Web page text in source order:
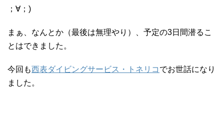
；∀；)
まぁ、なんとか（最後は無理やり）、予定の3日間潜るこ
とはできました。
今回も西表ダイビングサービス・トネリコ でお世話になり
ました。